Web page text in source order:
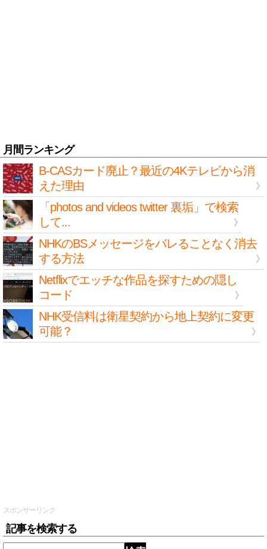
月間ランキング
B-CASカード廃止？最近の4Kテレビから消
えた理由
「photos and videos twitter 裏垢」で検索
して...
NHKのBSメッセージをバレることなく消去
する方法
Netflixでエッチな作品を探すための隠し
コード
NHK受信料は衛星契約から地上契約に変更
可能？
スポンサーリンク
記事を検索する